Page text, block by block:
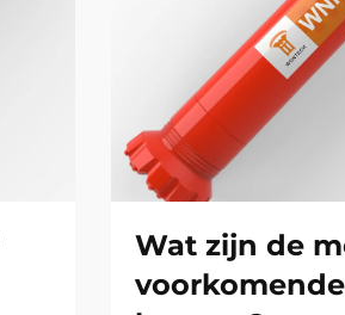
Wat zijn de